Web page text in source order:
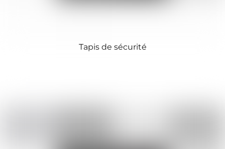
Tapis de sécurité